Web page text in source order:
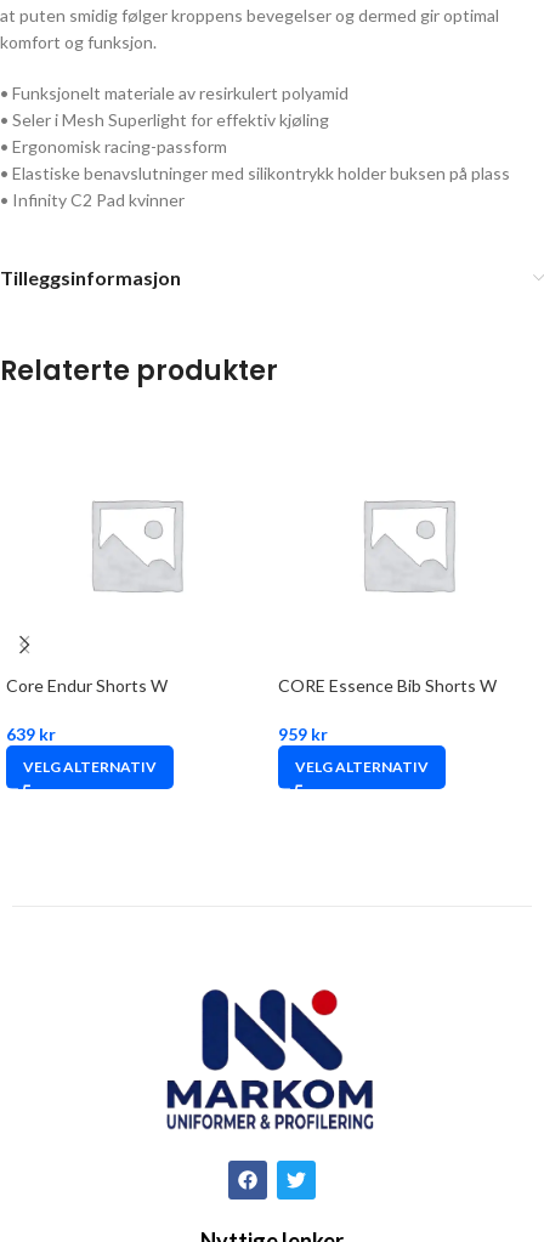
at puten smidig følger kroppens bevegelser og dermed gir optimal
komfort og funksjon.
• Funksjonelt materiale av resirkulert polyamid
• Seler i Mesh Superlight for effektiv kjøling
• Ergonomisk racing-passform
• Elastiske benavslutninger med silikontrykk holder buksen på plass
• Infinity C2 Pad kvinner
Tilleggsinformasjon
Relaterte produkter
Core Endur Shorts W
639 kr
VELG ALTERNATIV
CORE Essence Bib Shorts W
959 kr
VELG ALTERNATIV